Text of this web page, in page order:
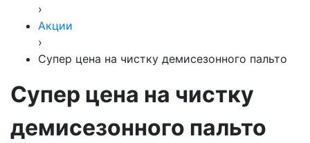
›
Акции
›
Супер цена на чистку демисезонного пальто
Супер цена на чистку
демисезонного пальто